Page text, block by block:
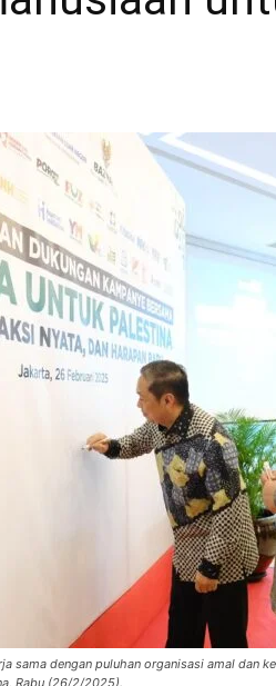
sama dengan puluhan organisasi amal dan
Rabu (26/2/2025).